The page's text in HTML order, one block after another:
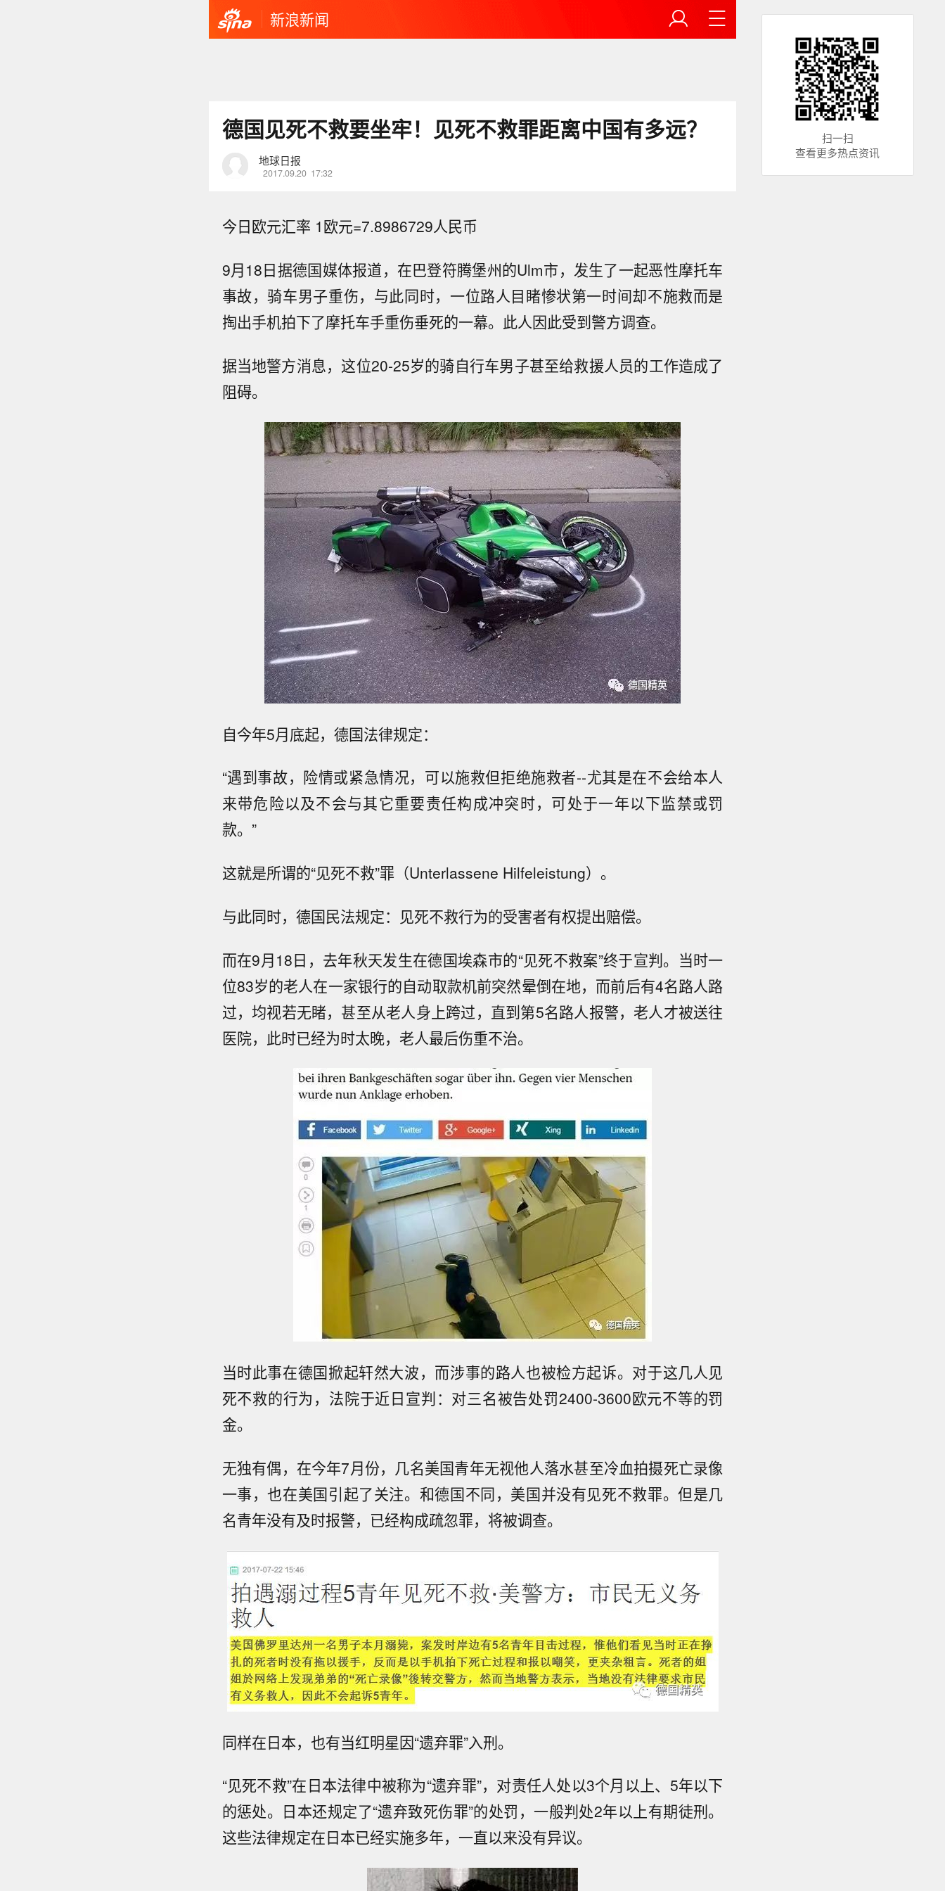
新浪新闻
德国见死不救要坐牢！见死不救罪距离中国有多远？
地球日报
2017.09.20 17:32
今日欧元汇率 1欧元=7.8986729人民币
9月18日据德国媒体报道，在巴登符腾堡州的Ulm市，发生了一起恶性摩托车
事故，骑车男子重伤，与此同时，一位路人目睹惨状第一时间却不施救而是
掏出手机拍下了摩托车手重伤垂死的一幕。此人因此受到警方调查。
据当地警方消息，这位20-25岁的骑自行车男子甚至给救援人员的工作造成了
阻碍。
自今年5月底起，德国法律规定：
“遇到事故，险情或紧急情况，可以施救但拒绝施救者--尤其是在不会给本人
来带危险以及不会与其它重要责任构成冲突时，可处于一年以下监禁或罚
款。”
这就是所谓的“见死不救”罪（Unterlassene Hilfeleistung）。
与此同时，德国民法规定：见死不救行为的受害者有权提出赔偿。
而在9月18日，去年秋天发生在德国埃森市的“见死不救案”终于宣判。当时一
位83岁的老人在一家银行的自动取款机前突然晕倒在地，而前后有4名路人路
过，均视若无睹，甚至从老人身上跨过，直到第5名路人报警，老人才被送往
医院，此时已经为时太晚，老人最后伤重不治。
当时此事在德国掀起轩然大波，而涉事的路人也被检方起诉。对于这几人见
死不救的行为，法院于近日宣判：对三名被告处罚2400-3600欧元不等的罚
金。
无独有偶，在今年7月份，几名美国青年无视他人落水甚至冷血拍摄死亡录像
一事，也在美国引起了关注。和德国不同，美国并没有见死不救罪。但是几
名青年没有及时报警，已经构成疏忽罪，将被调查。
同样在日本，也有当红明星因“遗弃罪”入刑。
“见死不救”在日本法律中被称为“遗弃罪”，对责任人处以3个月以上、5年以下
的惩处。日本还规定了“遗弃致死伤罪”的处罚，一般判处2年以上有期徒刑。
这些法律规定在日本已经实施多年，一直以来没有异议。
扫一扫
查看更多热点资讯